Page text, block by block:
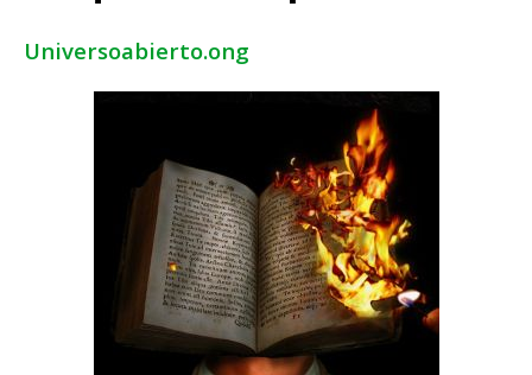
Universoabierto.ong